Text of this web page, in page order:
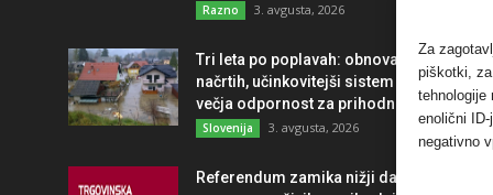
Za
piškotki,
tehnologije
enolični
negativno
Razno 3. avgusta, 2026
Tri leta po poplavah: obnova po
načrtih, učinkovitejši sistem in
večja odpornost za prihodnost
Slovenija 3. avgusta, 2026
Referendum zamika nižji davek